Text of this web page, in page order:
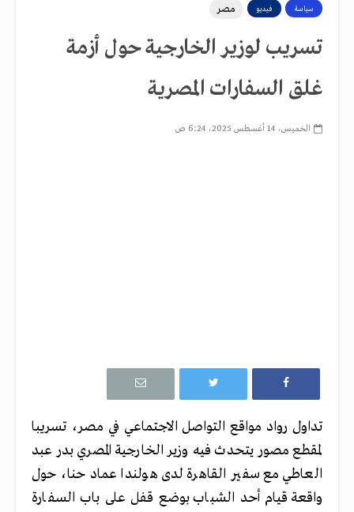
سياسة فيديو مصر
تسريب لوزير الخارجية حول أزمة
غلق السفارات المصرية
الخميس، 14 أغسطس 2025، 6:24 ص
تداول رواد مواقع التواصل الاجتماعي في مصر، تسريبا
لمقطع مصور يتحدث فيه وزير الخارجية المصري بدر عبد
العاطي مع سفير القاهرة لدى هولندا عماد حنا، حول
واقعة قيام أحد الشباب بوضع قفل على باب السفارة